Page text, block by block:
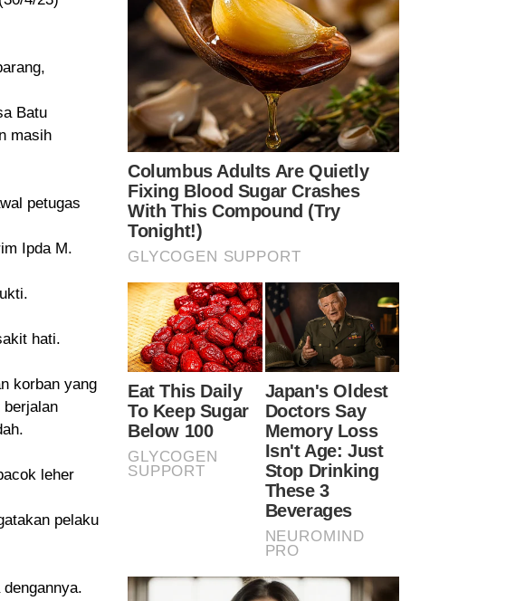
Batu
masih
petugas
Ipda M.
hati.
korban yang
berjalan
leher
pelaku